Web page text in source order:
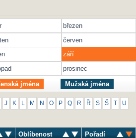
březen
červen
září
prosinec
jména Mužská jména
J K M N O P Q R Ř S Š U
Oblíbenost
Pořadí